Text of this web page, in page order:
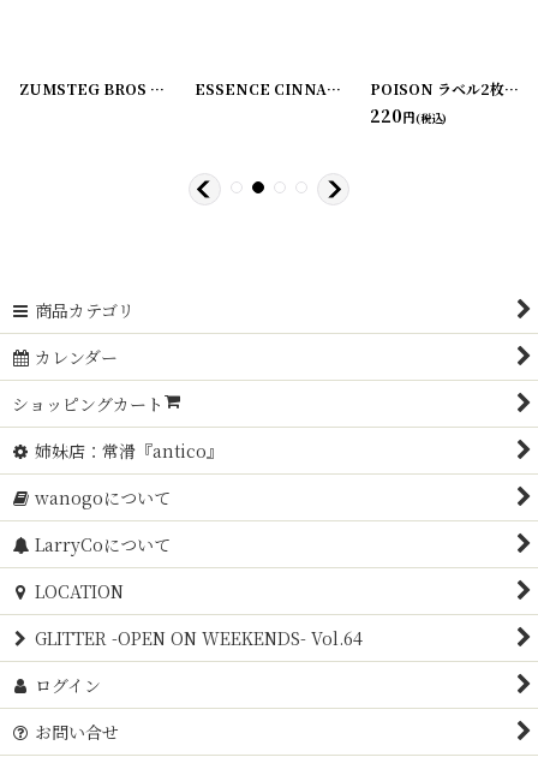
220107-2] 220107-3]
ZUMSTEG BROS ラベル2枚セット [ 220107-4]
ESSENCE CINNAMON ラベル2枚セット C.M. VAN FLEET POISON ラベル2枚セット ZUMSTEG BROS
220円(税込)
商品カテゴリ
カレンダー
ショッピングカート
姉妹店：常滑『antico』
wanogoについて
LarryCoについて
LOCATION
GLITTER -OPEN ON WEEKENDS- Vol.64
ログイン
お問い合せ